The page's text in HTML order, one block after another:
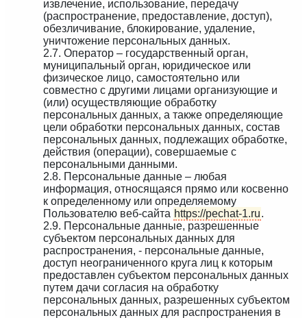
извлечение, использование, передачу
(распространение, предоставление, доступ),
обезличивание, блокирование, удаление,
уничтожение персональных данных.
2.7. Оператор – государственный орган,
муниципальный орган, юридическое или
физическое лицо, самостоятельно или
совместно с другими лицами организующие и
(или) осуществляющие обработку
персональных данных, а также определяющие
цели обработки персональных данных, состав
персональных данных, подлежащих обработке,
действия (операции), совершаемые с
персональными данными.
2.8. Персональные данные – любая
информация, относящаяся прямо или косвенно
к определенному или определяемому
Пользователю веб-сайта https://pechat-1.ru.
2.9. Персональные данные, разрешенные
субъектом персональных данных для
распространения, - персональные данные,
доступ неограниченного круга лиц к которым
предоставлен субъектом персональных данных
путем дачи согласия на обработку
персональных данных, разрешенных субъектом
персональных данных для распространения в